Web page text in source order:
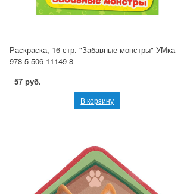
Раскраска, 16 стр. "Забавные монстры" УМка
978-5-506-11149-8
57 руб.
В корзину